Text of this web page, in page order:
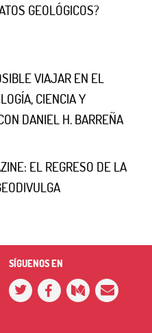
GEOLÓGICOS?
VIAJAR EN EL
CIENCIA Y
DANIEL H. BARREÑA
EL REGRESO DE LA
SÍGUENOS EN